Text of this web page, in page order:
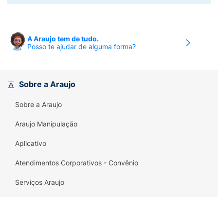
saborear no cinema, levar na mochila ou
experimente essa sensação eletrizante!
entre o doce da fruta e o toque azedinho.
Sabores Sortidos:
que garantem variedade em cada pacote.
Textura Inconfundível:
ácido.
Formato Icônico:
A Araujo tem de tudo.
Posso te ajudar de alguma forma?
Sobre a Araujo
Sobre a Araujo
Araujo Manipulação
Aplicativo
Atendimentos Corporativos - Convênio
Serviços Araujo